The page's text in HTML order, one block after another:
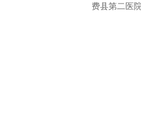
费县第二医